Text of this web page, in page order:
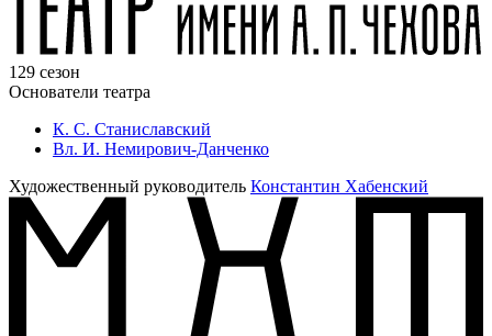
129 сезон
Основатели театра
К. С. Станиславский
Вл. И. Немирович-Данченко
Художественный руководитель Константин Хабенский